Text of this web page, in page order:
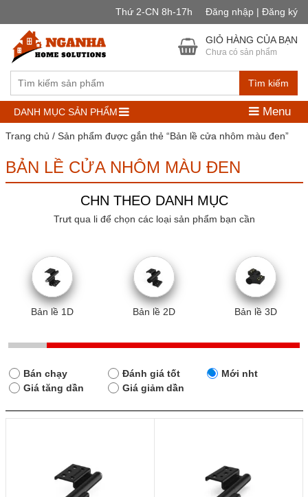
Thứ 2-CN 8h-17h Đăng nhập | Đăng ký
Tìm kiếm
GIỎ HÀNG CỦA BẠN
Chưa có sản phẩm
DANH MỤC SẢN PHẨM Menu
Trang chủ / Sản phẩm được gắn thẻ “Bản lề cửa nhôm màu đen”
BẢN LỀ CỬA NHÔM MÀU ĐEN
CHN THEO DANH MỤC
Trưt qua li để chọn các loại sản phẩm bạn cần
Bản lề 1D Bản lề 2D Bản lề 3D
Bán chạy Đánh giá tốt
Mới nht
Giá tăng dần
Giá giảm dần